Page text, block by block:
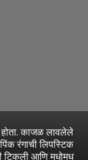
होता. काजळ लावलेले
रंगाची लिपस्टिक
टिकली आणि मधोमध